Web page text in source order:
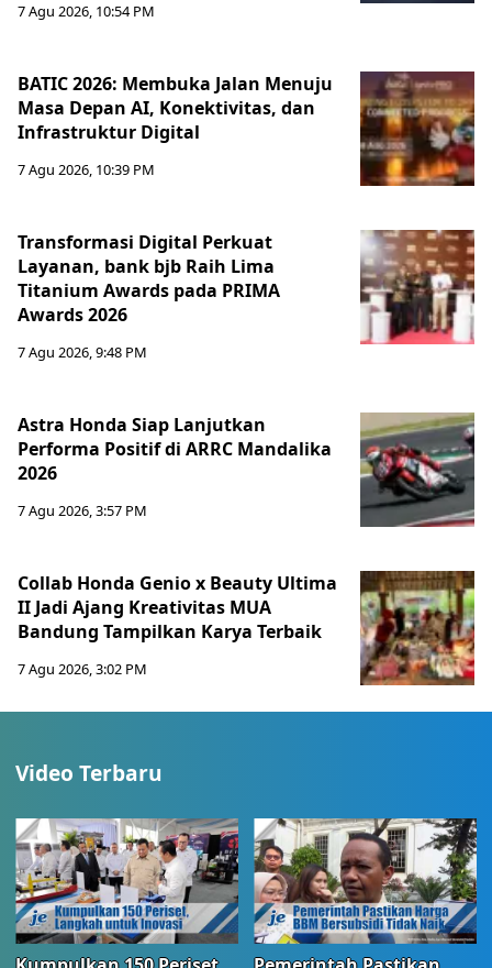
7 Agu 2026, 10:54 PM
BATIC 2026: Membuka Jalan Menuju
Masa Depan AI, Konektivitas, dan
Infrastruktur Digital
7 Agu 2026, 10:39 PM
Transformasi Digital Perkuat
Layanan, bank bjb Raih Lima
Titanium Awards pada PRIMA
Awards 2026
7 Agu 2026, 9:48 PM
Astra Honda Siap Lanjutkan
Performa Positif di ARRC Mandalika
2026
7 Agu 2026, 3:57 PM
Collab Honda Genio x Beauty Ultima
II Jadi Ajang Kreativitas MUA
Bandung Tampilkan Karya Terbaik
7 Agu 2026, 3:02 PM
Video Terbaru